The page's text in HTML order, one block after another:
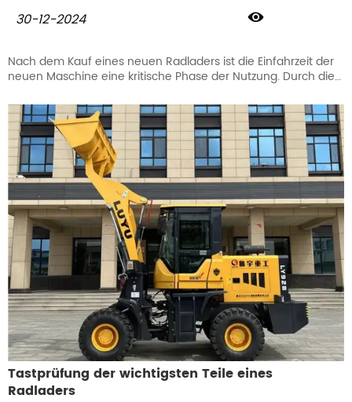
30-12-2024

Nach dem Kauf eines neuen Radladers ist die Einfahrzeit der
neuen Maschine eine kritische Phase der Nutzung. Durch die
Lebensdauer verlängert, die Leistung optimiert und Probleme
vermieden werden. Eine rechtzeitige Wartung hat einen
wichtigen Einfluss auf den Lader. Sie haben einen positiven
Einfluss auf die langfristige Zuverlässigkeit und Leistung der
Maschine. Die folgenden 6 Punkte sollten während der
Einlaufphase des Radladers beachtet werden:
Tastprüfung der wichtigsten Teile eines
Radladers